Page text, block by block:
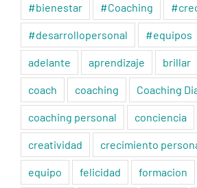
#bienestar #Coaching
#desarrollopersonal #equipos
adelante aprendizaje brillar
coach coaching Coaching
coaching personal conciencia
creatividad crecimiento
equipo felicidad formacion